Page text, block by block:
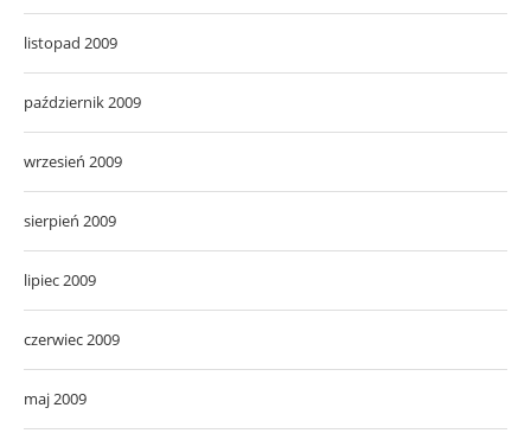
listopad 2009
październik 2009
wrzesień 2009
sierpień 2009
lipiec 2009
czerwiec 2009
maj 2009